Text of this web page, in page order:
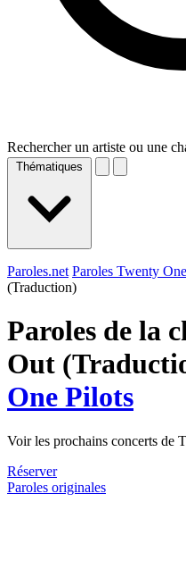
Rechercher un artiste ou une
Thématiques
Paroles.net Paroles Twenty
(Traduction)
Paroles de la
Out
One Pilots
Voir les prochains concerts de
Réserver
Paroles originales